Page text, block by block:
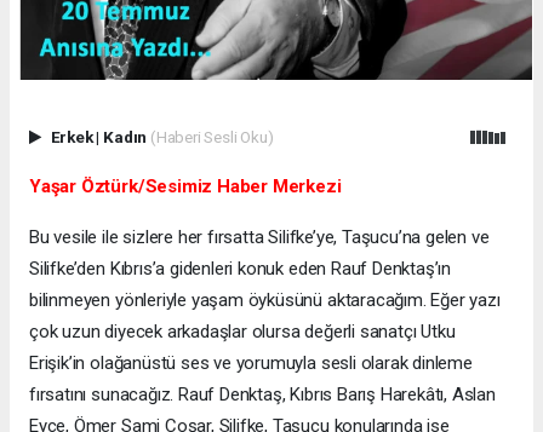
Erkek| Kadın (Haberi Sesli Oku)
Yaşar Öztürk/Sesimiz Haber Merkezi
Bu vesile ile sizlere her fırsatta Silifke’ye, Taşucu’na gelen ve
Silifke’den Kıbrıs’a gidenleri konuk eden Rauf Denktaş’ın
bilinmeyen yönleriyle yaşam öyküsünü aktaracağım. Eğer yazı
çok uzun diyecek arkadaşlar olursa değerli sanatçı Utku
Erişik’in olağanüstü ses ve yorumuyla sesli olarak dinleme
fırsatını sunacağız. Rauf Denktaş, Kıbrıs Barış Harekâtı, Aslan
Eyce, Ömer Sami Coşar, Silifke, Taşucu konularında ise